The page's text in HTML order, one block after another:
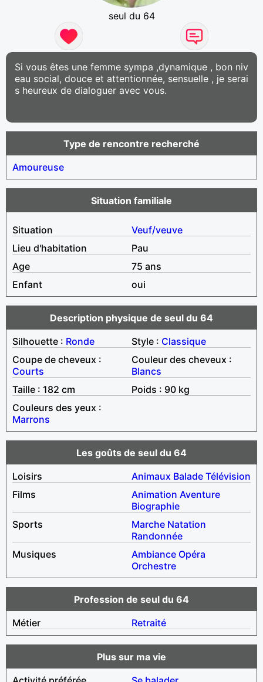
seul du 64
Si vous êtes une femme sympa ,dynamique , bon niv
eau social, douce et attentionnée, sensuelle , je serai
s heureux de dialoguer avec vous.
Type de rencontre recherché
Amoureuse
Situation familiale
Situation
Veuf/veuve
Lieu d'habitation
Pau
Age
75 ans
Enfant
oui
Description physique de seul du 64
Silhouette : Ronde Style : Classique
Coupe de cheveux :
Courts
Couleur des cheveux :
Blancs
Taille : 182 cm
Poids : 90 kg
Couleurs des yeux :
Marrons
Les goûts de seul du 64
Loisirs
Animaux Balade Télévision
Films
Animation Aventure
Biographie
Sports
Marche Natation
Randonnée
Musiques
Ambiance Opéra
Orchestre
Profession de seul du 64
Métier
Retraité
Plus sur ma vie